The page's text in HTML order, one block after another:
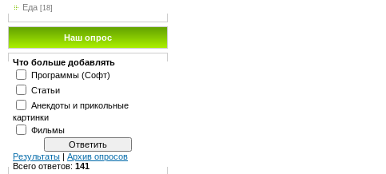
Еда [18]
Наш опрос
Что больше добавлять
Программы (Софт)
Статьи
Анекдоты и прикольные
картинки
Фильмы
Результаты | Архив опросов
Всего ответов: 141